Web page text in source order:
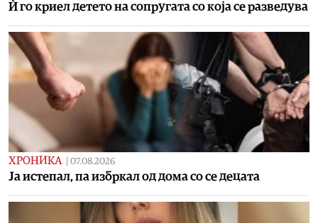
Ѝ го криел детето на сопругата со која се разведува
ХРОНИКА 07.08.2026
Ја истепал, па избркал од дома со се децата